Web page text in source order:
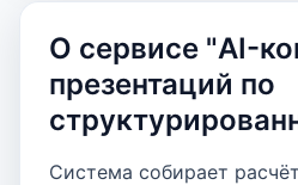
О сервисе "AI-
презентаций по
Система собирает